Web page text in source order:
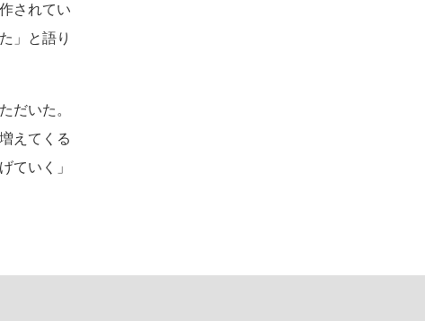
されてい
」と語り
だいた。
えてくる
ていく」